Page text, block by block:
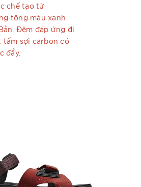
chế tạo từ
tông màu xanh
Đệm đáp ứng đi
tấm sợi carbon có
đẩy.